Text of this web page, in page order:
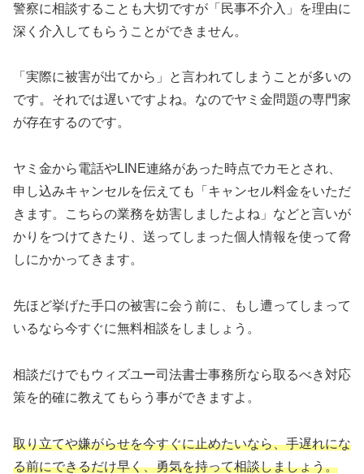
警察に相談することも大切ですが「民事不介入」を理由に
深く介入してもらうことができません。
「実際に被害が出てから」と言われてしまうことが多いの
です。それでは遅いですよね。なのでヤミ金問題の専門家
が存在するのです。
ヤミ金から電話やLINE連絡があった時点でカモとされ、
申し込みキャンセルを伝えても「キャンセル料金をいただ
きます。こちらの業務を妨害しましたよね」などと言いが
かりをつけてきたり、送ってしまった個人情報を使って脅
しにかかってきます。
先ほど挙げた手口の被害に会う前に、もし遭ってしまって
いるなら今すぐに無料相談をしましょう。
相談だけでもウィズユー司法書士事務所なら取るべき対応
策を的確に教えてもらう事ができますよ。
取り立てや嫌がらせを今すぐに止めたいなら、手遅れにな
る前にできるだけ早く、勇気を持って相談しましょう。